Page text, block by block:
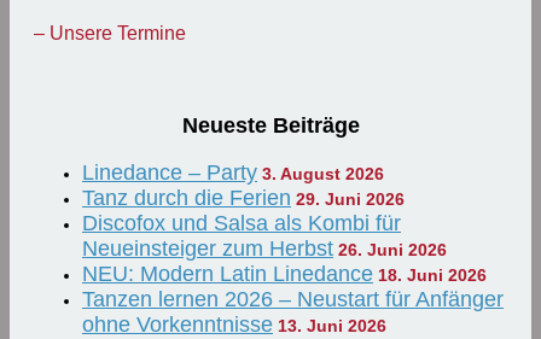
– Unsere Termine
Neueste Beiträge
Linedance – Party 3. August 2026
Tanz durch die Ferien 29. Juni 2026
Discofox und Salsa als Kombi für
Neueinsteiger zum Herbst 26. Juni 2026
NEU: Modern Latin Linedance 18. Juni 2026
Tanzen lernen 2026 – Neustart für Anfänger
ohne Vorkenntnisse 13. Juni 2026